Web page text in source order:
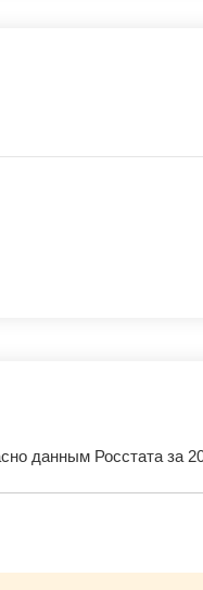
данным Росстата за